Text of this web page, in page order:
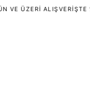
VE ÜZERI ALIŞVERIŞTE